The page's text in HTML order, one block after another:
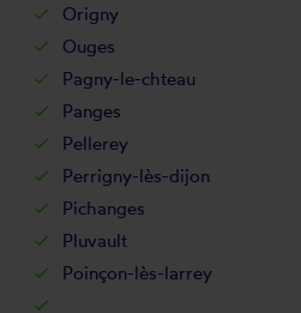
Origny
Ouges
Pagny-le-chteau
Panges
Pellerey
Perrigny-lès-dijon
Pichanges
Pluvault
Poinçon-lès-larrey